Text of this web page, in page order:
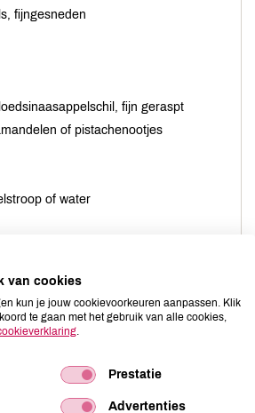
fijngesneden
fijn geraspt
of pistachenootjes
of water
de specerijen, zout en citrusschilletjes
stevig dan kun je er uiteindelijk 2
van cookies
kun je jouw cookievoorkeuren aanpassen. Klik
te gaan met het gebruik van alle cookies,
Prestatie
Advertenties